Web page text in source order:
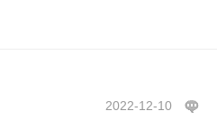
2022-12-10